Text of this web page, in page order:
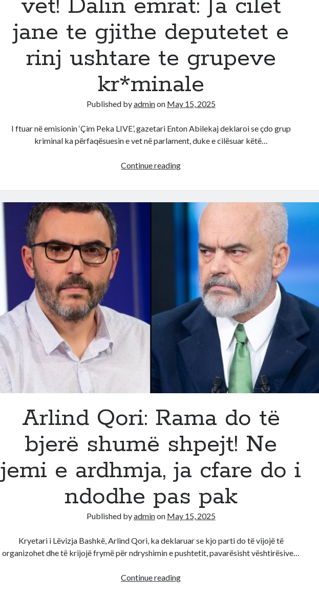
vet! Dalin emrat: Ja cilet
jane te gjithe deputetet e
rinj ushtare te grupeve
kr*minale
Published byadminon May 15, 2025
I ftuar në emisionin ‘Çim Peka LIVE’, gazetari Enton Abilekaj deklaroi se çdo grup
kriminal ka përfaqësuesin e vet në parlament, duke e cilësuar këtë…
Continue readingCdo
deputetin
Dalin
emrat:
cilet
jane
te
gjithe
deputetet
e
Arlind Qori: Rama do të
bjerë shumë shpejt! Ne
jemi e ardhmja, ja cfare do i
ndodhe pas pak
Published byadminon May 15, 2025
Kryetari i Lëvizja Bashkë, Arlind Qori, ka deklaruar se kjo parti do të vijojë të
organizohet dhe të krijojë frymë për ndryshimin e pushtetit, pavarësisht vështirësive…
Continue readingArlind